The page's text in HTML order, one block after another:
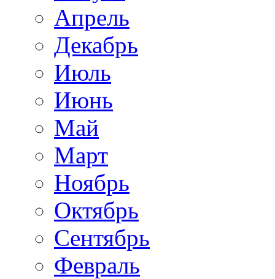
Апрель
Декабрь
Июль
Июнь
Май
Март
Ноябрь
Октябрь
Сентябрь
Февраль